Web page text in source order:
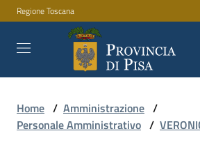
Vai al contenuto
Vai alla navigazione
Vai al footer
Regione Toscana
Amministrazione
Home / Amministrazione /
Personale Amministrativo /